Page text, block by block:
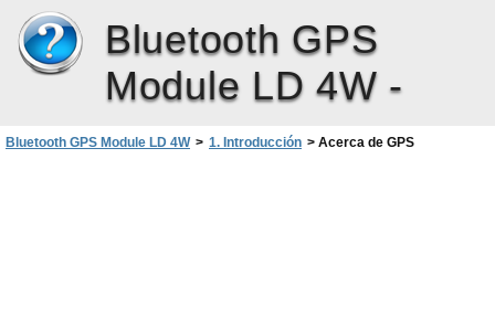
Bluetooth GPS
Module LD 4W -
Bluetooth GPS Module LD 4W > 1. Introducción > Acerca de GPS